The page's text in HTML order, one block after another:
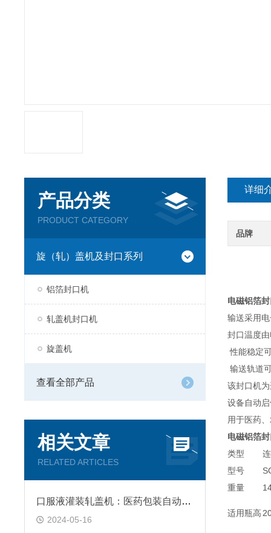
详细
品牌
电磁铝箔
输送采用
封口温度
性能稳定
输送轨道
该封口机
设备自动
用于医药
电磁铝箔
类型
型号
重量
适用瓶高
产品分类
PRODUCT CATEGORY
旋（轧）盖机及封口系列
铝箔封口机
轧盖机封口机
旋盖机
查看全部产品
相关文章
RELATED ARTICLES
口服液灌装轧盖机：医药包装自动化的新篇章
2024-05-16